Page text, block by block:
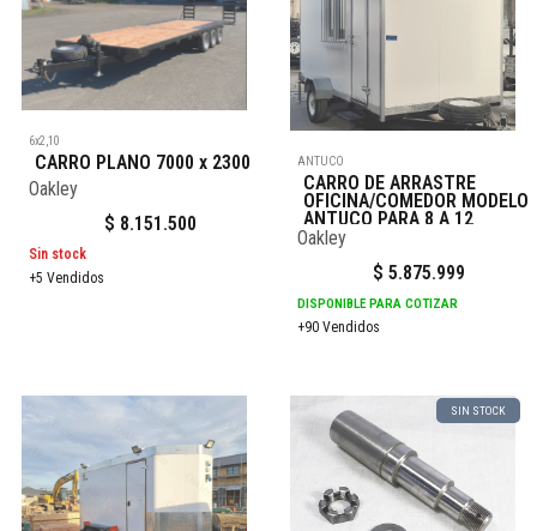
6x2,10
CARRO PLANO 7000 x 2300
Oakley
$ 8.151.500
Sin stock
+5 Vendidos
ANTUCO
CARRO DE ARRASTRE
OFICINA/COMEDOR MODELO
ANTUCO PARA 8 A 12
PERSONAS 4X2
Oakley
$5.875.999
DISPONIBLE PARA COTIZAR
+90 Vendidos
SIN STOCK